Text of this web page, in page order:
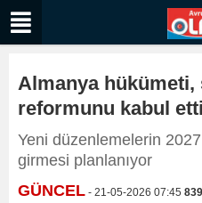
Almanya hükümeti,
reformunu kabul etti
Yeni düzenlemelerin 2027
girmesi planlanıyor
GÜNCEL - 21-05-2026 07:45 839